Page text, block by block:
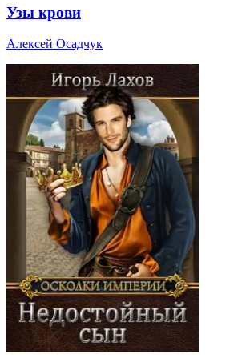
Узы крови
Алексей Осадчук